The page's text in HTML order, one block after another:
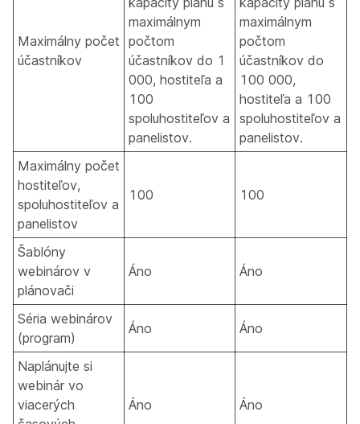
Maximálny počet
účastníkov
maximálnym
počtom
účastníkov do 1
000, hostiteľa a
100
spoluhostiteľov a
panelistov.
maximálnym
počtom
účastníkov do
100 000,
hostiteľa a 100
spoluhostiteľov a
panelistov.
Maximálny počet
hostiteľov,
spoluhostiteľov a
panelistov
100 100
Šablóny
webinárov v
plánovači
Áno Áno
Séria webinárov
(program)
Áno Áno
Naplánujte si
webinár vo
viacerých
Áno Áno